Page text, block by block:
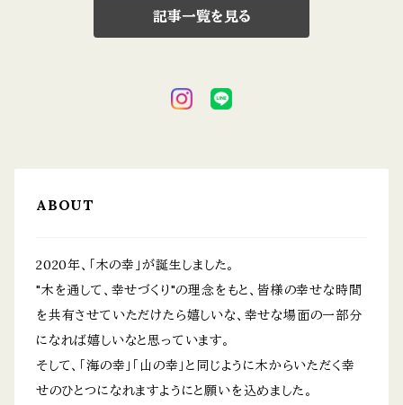
記事一覧を見る
ABOUT
2020年、「木の幸」が誕生しました。
"木を通して、幸せづくり"の理念をもと、皆様の幸せな時間
を共有させていただけたら嬉しいな、幸せな場面の一部分
になれば嬉しいなと思っています。
そして、「海の幸」「山の幸」と同じように木からいただく幸
せのひとつになれますようにと願いを込めました。